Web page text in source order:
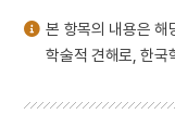
5 아함
6 가야금병
본 항목의 내용은 해
학술적 견해로, 한국